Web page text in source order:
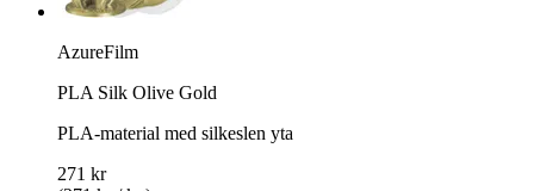
AzureFilm
PLA Silk Olive Gold
PLA-material med silkeslen yta
271 kr